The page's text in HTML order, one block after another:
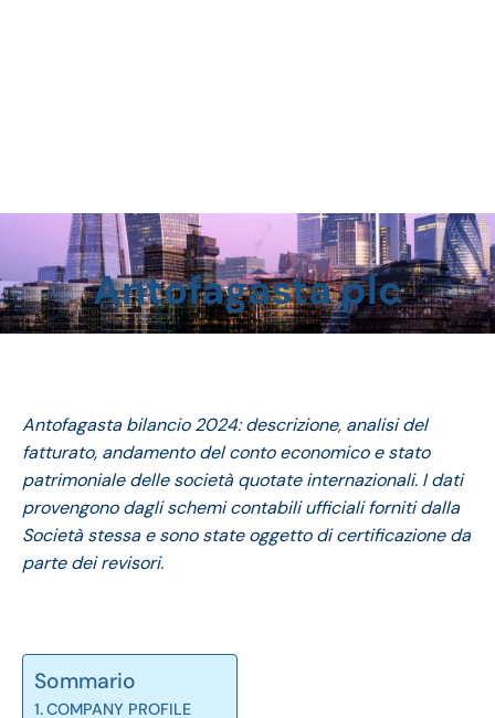
Antofagasta plc
Tu sei qui:
Antofagasta bilancio 2024: descrizione, analisi del
fatturato, andamento del conto economico e stato
patrimoniale delle società quotate internazionali. I dati
provengono dagli schemi contabili ufficiali forniti dalla
Società stessa e sono state oggetto di certificazione da
parte dei revisori.
Sommario
COMPANY PROFILE